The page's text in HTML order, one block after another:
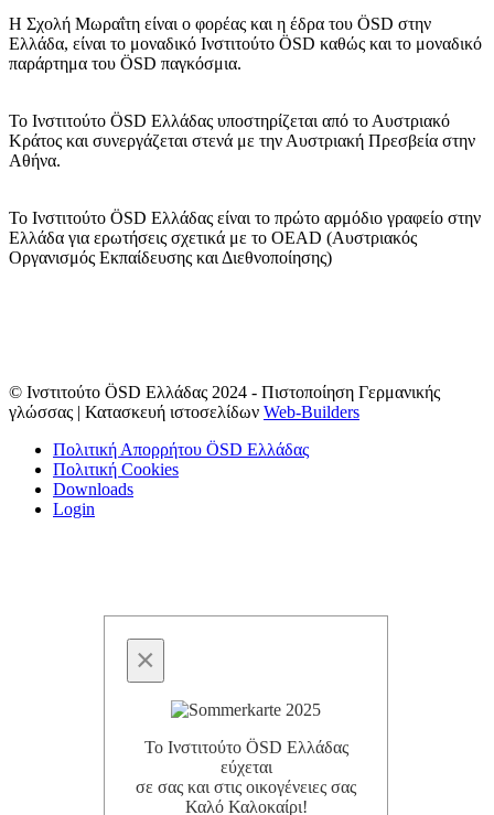
Η Σχολή Μωραΐτη είναι ο φορέας και η έδρα του ÖSD στην
Ελλάδα, είναι το μοναδικό Ινστιτούτο ÖSD καθώς και το μοναδικό
παράρτημα του ÖSD παγκόσμια.
Το Ινστιτούτο ÖSD Ελλάδας υποστηρίζεται από το Αυστριακό
Κράτος και συνεργάζεται στενά με την Αυστριακή Πρεσβεία στην
Αθήνα.
Το Ινστιτούτο ÖSD Ελλάδας είναι το πρώτο αρμόδιο γραφείο στην
Ελλάδα για ερωτήσεις σχετικά με το OΕAD (Αυστριακός
Οργανισμός Εκπαίδευσης και Διεθνοποίησης)
© Ινστιτούτο ÖSD Ελλάδας 2024 - Πιστοποίηση Γερμανικής
γλώσσας | Κατασκευή ιστοσελίδων Web-Builders
Πολιτική Απορρήτου ÖSD Ελλάδας
Πολιτική Cookies
Downloads
Login
×
Το Ινστιτούτο ÖSD Ελλάδας
εύχεται
σε σας και στις οικογένειες σας
Καλό Καλοκαίρι!